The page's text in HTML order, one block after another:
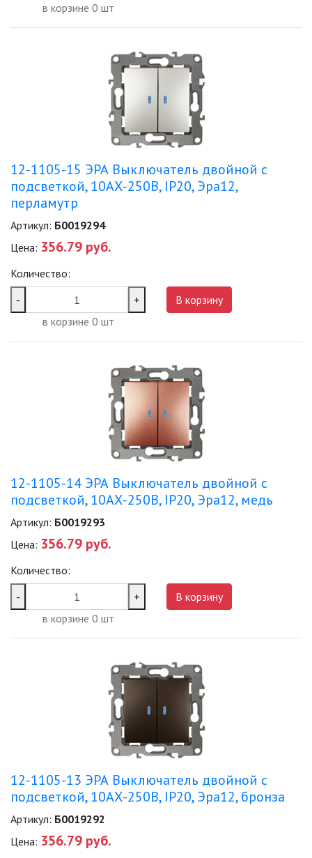
в корзине 0 шт
12-1105-15 ЭРА Выключатель двойной с
подсветкой, 10АХ-250В, IP20, Эра12,
перламутр
Артикул: Б0019294
Цена: 356.79 руб.
Количество:
-
+
в корзине 0 шт
В корзину
12-1105-14 ЭРА Выключатель двойной с
подсветкой, 10АХ-250В, IP20, Эра12, медь
Артикул: Б0019293
Цена: 356.79 руб.
Количество:
-
+
в корзине 0 шт
В корзину
12-1105-13 ЭРА Выключатель двойной с
подсветкой, 10АХ-250В, IP20, Эра12, бронза
Артикул: Б0019292
Цена: 356.79 руб.